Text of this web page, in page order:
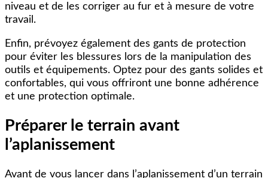
niveau et de les corriger au fur et à mesure de votre
travail.
Enfin, prévoyez également des gants de protection
pour éviter les blessures lors de la manipulation des
outils et équipements. Optez pour des gants solides et
confortables, qui vous offriront une bonne adhérence
et une protection optimale.
Préparer le terrain avant
l’aplanissement
Avant de vous lancer dans l’aplanissement d’un terrain